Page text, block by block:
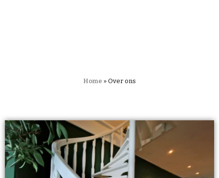
Home » Over ons